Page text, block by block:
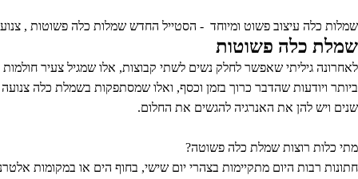
שמלות כלה עיצוב פשוט ומיוחד - הסטייל החדש שמלות כלה פשוטות ,
שמלת כלה פשוטות
לאחרונה גיליתי שאפשר לחלק נשים לשתי קבוצות, אלו שמגיל צעיר
ביותר ויודעות שהדבר כרוך בזמן וכסף, ואלו שמסתפקות בשמלת כלה
שנים ויש להן את האנרגיה להגשים את החלום.
מתי כלות רוצות שמלת כלה פשוטה?
חתונות רבות היום מתקיימות בצהרי יום שישי, בחוף הים או במקומות